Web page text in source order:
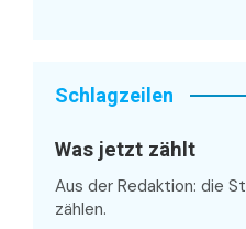
Schlagzeilen
Was jetzt zählt
Aus der Redaktion: die
zählen.